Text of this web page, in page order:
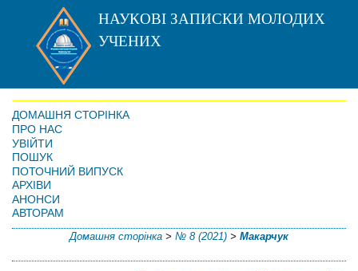
НАУКОВІ ЗАПИСКИ МОЛОДИХ
УЧЕНИХ
ДОМАШНЯ СТОРІНКА
ПРО НАС
УВІЙТИ
ПОШУК
ПОТОЧНИЙ ВИПУСК
АРХІВИ
АНОНСИ
АВТОРАМ
Домашня сторінка > № 8 (2021) > Макарчук